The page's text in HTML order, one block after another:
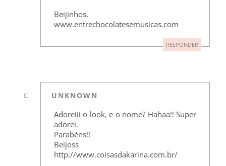
Beijinhos,
www.entrechocolatesemusicas.com
RESPONDER
UNKNOWN
Adoreiii o look, e o nome? Hahaa!! Super
adorei.
Parabéns!!
Beijoss
http://www.coisasdakarina.com.br/